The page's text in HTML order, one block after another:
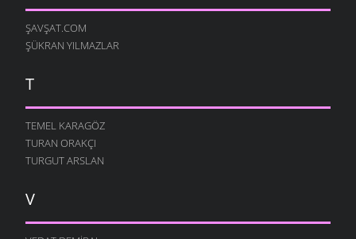
ŞAVŞAT.COM
ŞÜKRAN YILMAZLAR
T
TEMEL KARAGÖZ
TURAN ORAKÇI
TURGUT ARSLAN
V